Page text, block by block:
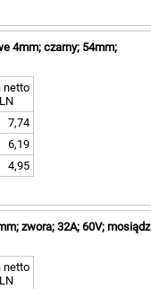
4mm; czarny; 54mm;
netto
7,74
6,19
4,95
zwora; 32A; 60V; mosiądz
netto